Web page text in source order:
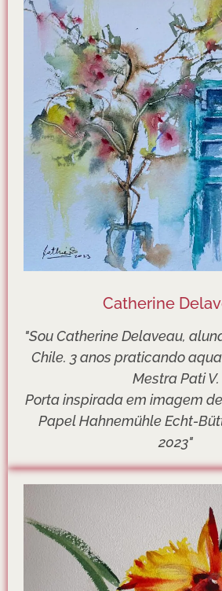
Catherine
"Sou Catherine Delaveau,
Chile. 3 anos praticando
Mestra PatiV.
Porta inspirada em imagem de
Papel Hahnemühle Echt-
2023"